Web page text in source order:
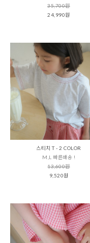
35,700원
24,990원
스티치 T - 2 COLOR
M,L 빠른배송 !
13,600원
9,520원